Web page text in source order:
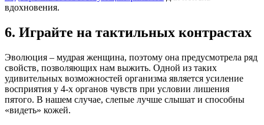
вдохновения.
6. Играйте на тактильных контрастах
Эволюция – мудрая женщина, поэтому она предусмотрела ряд
свойств, позволяющих нам выжить. Одной из таких
удивительных возможностей организма является усиление
восприятия у 4-х органов чувств при условии лишения
пятого. В нашем случае, слепые лучше слышат и способны
«видеть» кожей.